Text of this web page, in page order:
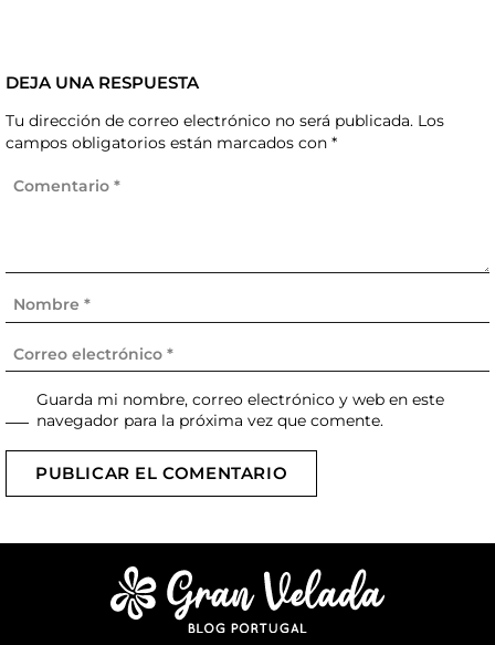
DEJA UNA RESPUESTA
Tu dirección de correo electrónico no será publicada. Los
campos obligatorios están marcados con *
Guarda mi nombre, correo electrónico y web en este
navegador para la próxima vez que comente.
PUBLICAR EL COMENTARIO